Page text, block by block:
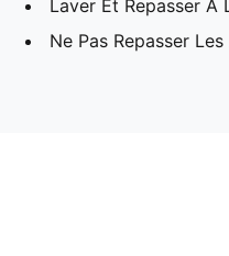
Laver Et Repasser À
Ne Pas Repasser